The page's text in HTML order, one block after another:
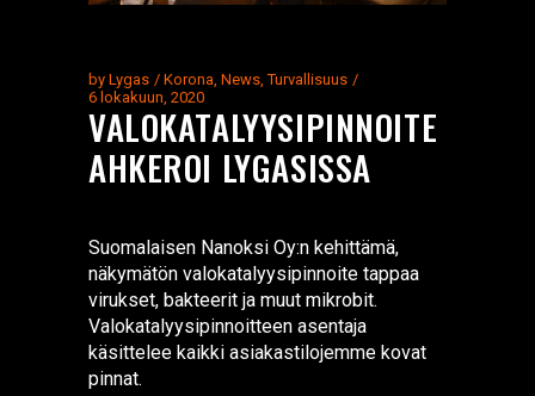
by Lygas Korona News ,Turvallisuus
6 lokakuun, 2020
VALOKATALYYSIPINNOITE
AHKEROI LYGASISSA
Suomalaisen Nanoksi Oy:n kehittämä,
näkymätön valokatalyysipinnoite tappaa
virukset, bakteerit ja muut mikrobit.
Valokatalyysipinnoitteen asentaja
käsittelee kaikki asiakastilojemme kovat
pinnat.